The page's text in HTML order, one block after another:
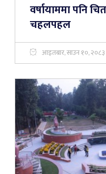
वर्षायाममा पनि
चहलपहल
आइतबार, साउन १०, २०८३